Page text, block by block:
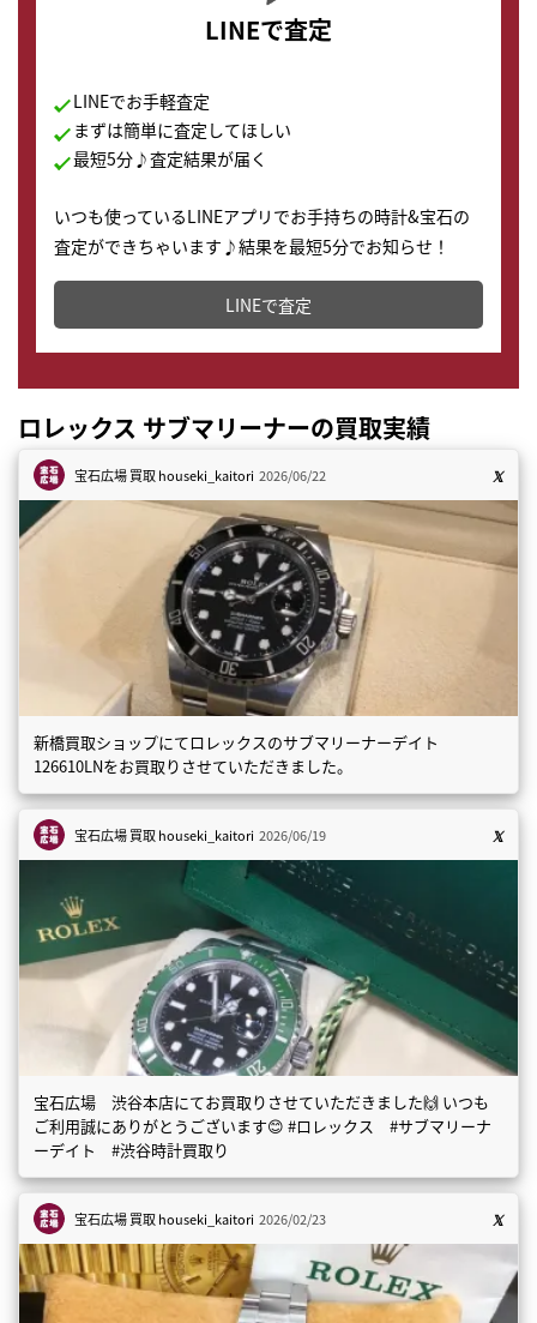
LINEで査定
LINEでお手軽査定
まずは簡単に査定してほしい
最短5分♪査定結果が届く
いつも使っているLINEアプリでお手持ちの時計&宝石の
査定ができちゃいます♪結果を最短5分でお知らせ！
どこからでもすぐに査定金額を知ることが出来ます。
LINEで査定
ロレックス サブマリーナーの買取実績
宝石広場 買取houseki_kaitori 2026/06/22
新橋買取ショップにてロレックスのサブマリーナーデイト
126610LNをお買取りさせていただきました。
宝石広場 買取houseki_kaitori 2026/06/19
宝石広場 渋谷本店にてお買取りさせていただきました🙌 いつも
ご利用誠にありがとうございます😊 #ロレックス #サブマリーナ
ーデイト #渋谷時計買取り
宝石広場 買取houseki_kaitori 2026/02/23